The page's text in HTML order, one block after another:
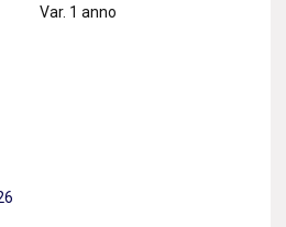
Var. 1 anno